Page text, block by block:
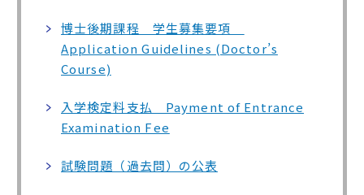
博士後期課程 学生募集要項
Application Guidelines (Doctor’s
Course)
入学検定料支払 Payment of Entrance
Examination Fee
試験問題（過去問）の公表